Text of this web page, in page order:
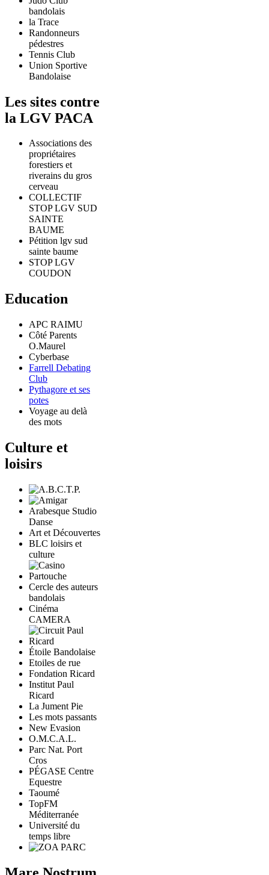
bandolais
la Trace
Randonneurs
pédestres
Tennis Club
Union Sportive
Bandolaise
Les sites contre
la LGV PACA
Associations des
propriétaires
forestiers et
riverains du gros
cerveau
COLLECTIF
STOP LGV SUD
SAINTE
BAUME
Pétition lgv sud
sainte baume
STOP LGV
COUDON
Education
APC RAIMU
Côté Parents
O.Maurel
Cyberbase
Farrell Debating
Club
Pythagore et ses
potes
Voyage au delà
des mots
Culture et
loisirs
Arabesque Studio
Danse
Art et Découvertes
BLC loisirs et
culture
Cercle des auteurs
bandolais
Cinéma
CAMERA
Étoile Bandolaise
Etoiles de rue
Fondation Ricard
Institut Paul
Ricard
La Jument Pie
Les mots passants
New Evasion
O.M.C.A.L.
Parc Nat. Port
Cros
PÉGASE Centre
Equestre
Taoumé
TopFM
Méditerranée
Université du
temps libre